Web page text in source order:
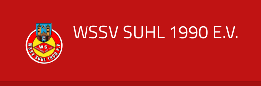
springen
WSSV SUHL 1990 E.V.
offizielle
Vereinsseite
des